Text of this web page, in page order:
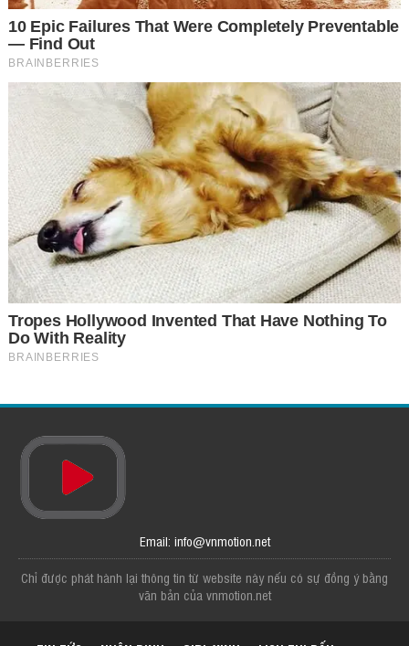
Email: info@vnmotion.net
Chỉ được phát hành lại thông tin từ website này nếu có sự đồng ý bằng
văn bản của vnmotion.net